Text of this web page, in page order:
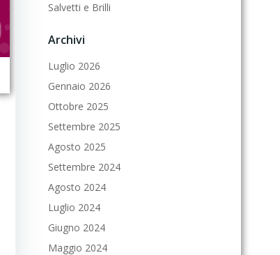
Salvetti e Brilli
Archivi
Luglio 2026
Gennaio 2026
Ottobre 2025
Settembre 2025
Agosto 2025
Settembre 2024
Agosto 2024
Luglio 2024
Giugno 2024
Maggio 2024